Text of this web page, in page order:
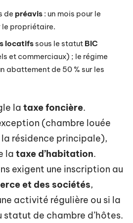
de préavis : un mois pour le
propriétaire.
locatifs sous le statut BIC
et commerciaux) ; le régime
abattement de 50 % sur les
la taxe foncière.
(chambre louée
résidence principale),
la taxe d’habitation.
exigent une inscription au
et des sociétés,
activité régulière ou si la
statut de chambre d’hôtes.